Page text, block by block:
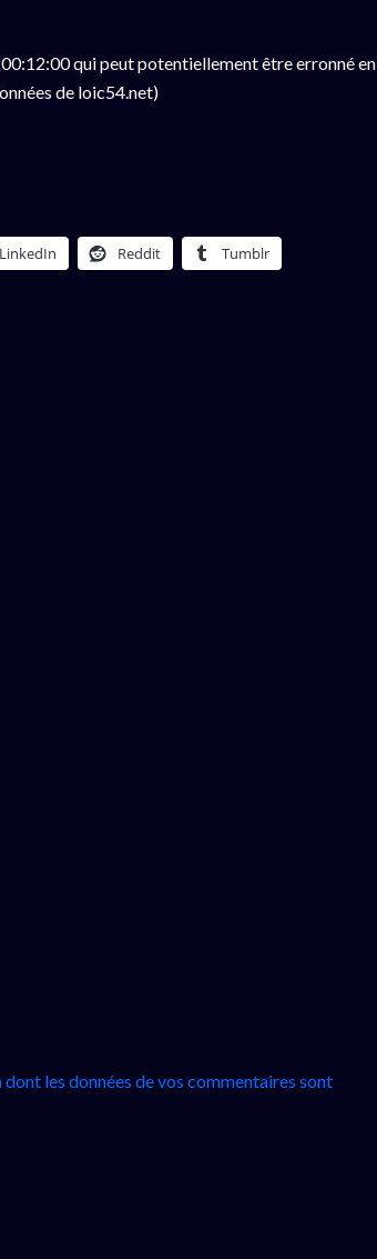
qui peut potentiellement être erronné en
de loic54.net)
LinkedIn Reddit Tumblr
dont les données de vos commentaires sont